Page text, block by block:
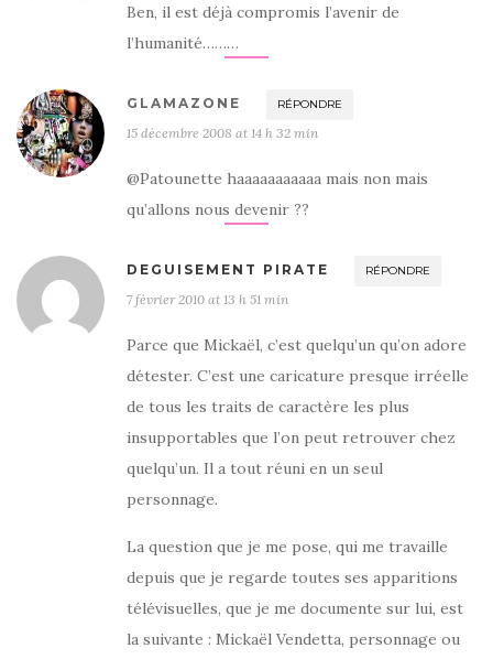
Ben, il est déjà compromis l’avenir de
l’humanité………
GLAMAZONE RÉPONDRE
15 décembre 2008 at 14 h 32 min
@Patounette haaaaaaaaaaa mais non mais
qu’allons nous devenir ??
DEGUISEMENT PIRATE RÉPONDRE
7 février 2010 at 13 h 51 min
Parce que Mickaël, c’est quelqu’un qu’on adore
détester. C’est une caricature presque irréelle
de tous les traits de caractère les plus
insupportables que l’on peut retrouver chez
quelqu’un. Il a tout réuni en un seul
personnage.
La question que je me pose, qui me travaille
depuis que je regarde toutes ses apparitions
télévisuelles, que je me documente sur lui, est
la suivante : Mickaël Vendetta, personnage ou